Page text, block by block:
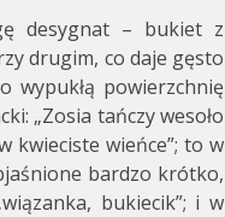
desygnat – bukiet z
drugim, co daje gęsto
wypukłą powierzchnię
„Zosia tańczy wesoło
wieńce”; to w
bardzo krótko,
bukiecik”; i w